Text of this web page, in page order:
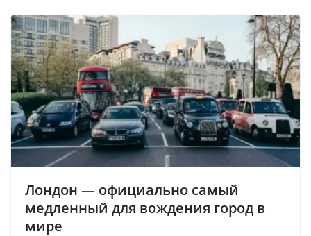
Лондон — официально самый
медленный для вождения город в
мире